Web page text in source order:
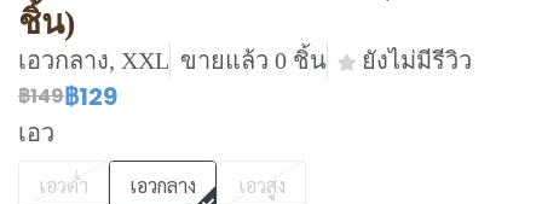
ชิ้น)
เอวกลาง, XXL ขายแล้ว 0 ชิ้น ยังไม่มีรีวิว
฿149฿129
เอว
เอวต่ำ เอวกลาง เอวสูง